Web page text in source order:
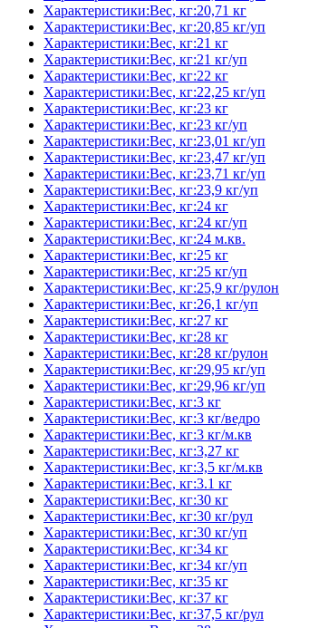
Характеристики:Вес, кг:20,71 кг
Характеристики:Вес, кг:20,85 кг/уп
Характеристики:Вес, кг:21 кг
Характеристики:Вес, кг:21 кг/уп
Характеристики:Вес, кг:22 кг
Характеристики:Вес, кг:22,25 кг/уп
Характеристики:Вес, кг:23 кг
Характеристики:Вес, кг:23 кг/уп
Характеристики:Вес, кг:23,01 кг/уп
Характеристики:Вес, кг:23,47 кг/уп
Характеристики:Вес, кг:23,71 кг/уп
Характеристики:Вес, кг:23,9 кг/уп
Характеристики:Вес, кг:24 кг
Характеристики:Вес, кг:24 кг/уп
Характеристики:Вес, кг:24 м.кв.
Характеристики:Вес, кг:25 кг
Характеристики:Вес, кг:25 кг/уп
Характеристики:Вес, кг:25,9 кг/рулон
Характеристики:Вес, кг:26,1 кг/уп
Характеристики:Вес, кг:27 кг
Характеристики:Вес, кг:28 кг
Характеристики:Вес, кг:28 кг/рулон
Характеристики:Вес, кг:29,95 кг/уп
Характеристики:Вес, кг:29,96 кг/уп
Характеристики:Вес, кг:3 кг
Характеристики:Вес, кг:3 кг/ведро
Характеристики:Вес, кг:3 кг/м.кв
Характеристики:Вес, кг:3,27 кг
Характеристики:Вес, кг:3,5 кг/м.кв
Характеристики:Вес, кг:3.1 кг
Характеристики:Вес, кг:30 кг
Характеристики:Вес, кг:30 кг/рул
Характеристики:Вес, кг:30 кг/уп
Характеристики:Вес, кг:34 кг
Характеристики:Вес, кг:34 кг/уп
Характеристики:Вес, кг:35 кг
Характеристики:Вес, кг:37 кг
Характеристики:Вес, кг:37,5 кг/рул